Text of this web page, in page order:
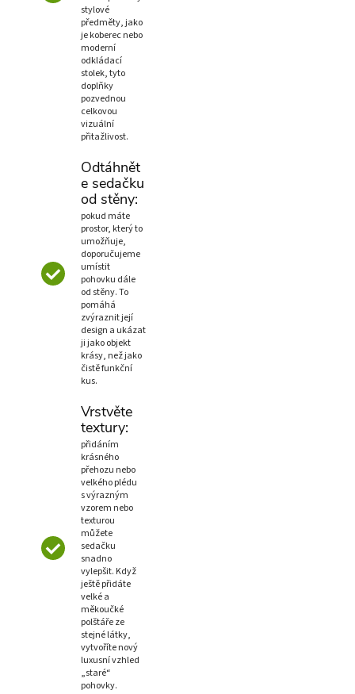
stylové
předměty, jako
je koberec nebo
moderní
odkládací
stolek, tyto
doplňky
pozvednou
celkovou
vizuální
přitažlivost.
Odtáhnět
e sedačku
od stěny:
pokud máte
prostor, který to
umožňuje,
doporučujeme
umístit
pohovku dále
od stěny. To
pomáhá
zvýraznit její
design a ukázat
ji jako objekt
krásy, než jako
čistě funkční
kus.
Vrstvěte
textury:
přidáním
krásného
přehozu nebo
velkého plédu
s výrazným
vzorem nebo
texturou
můžete
sedačku
snadno
vylepšit. Když
ještě přidáte
velké a
měkoučké
polštáře ze
stejné látky,
vytvoříte nový
luxusní vzhled
„staré“
pohovky.